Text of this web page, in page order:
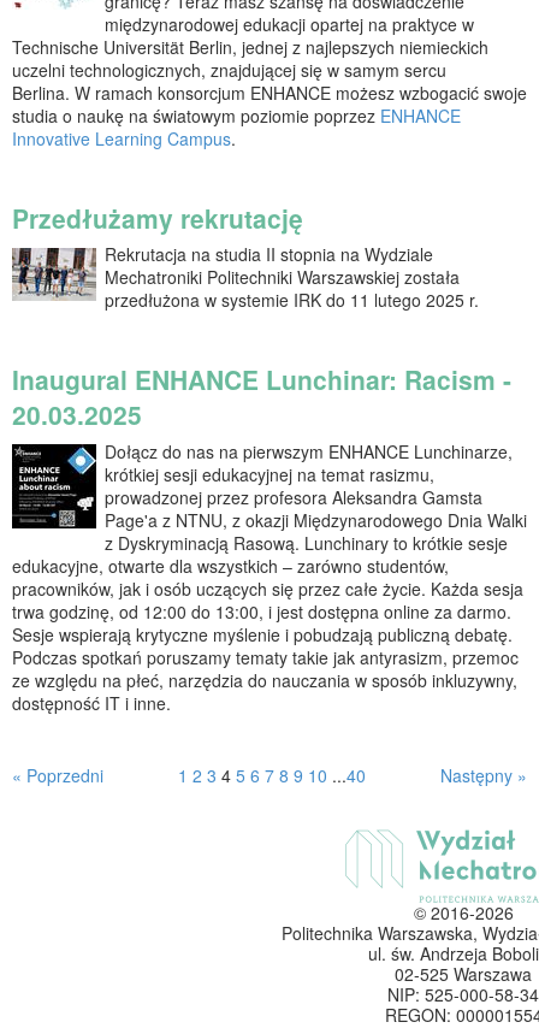
międzynarodowej edukacji opartej na praktyce w
Technische Universität Berlin, jednej z najlepszych niemieckich
uczelni technologicznych, znajdującej się w samym sercu
Berlina. W ramach konsorcjum ENHANCE możesz wzbogacić swoje
studia o naukę na światowym poziomie poprzez ENHANCE
Innovative Learning Campus.
Przedłużamy rekrutację
Rekrutacja na studia II stopnia na Wydziale
Mechatroniki Politechniki Warszawskiej została
przedłużona w systemie IRK do 11 lutego 2025 r.
Inaugural ENHANCE Lunchinar: Racism -
20.03.2025
Dołącz do nas na pierwszym ENHANCE Lunchinarze,
krótkiej sesji edukacyjnej na temat rasizmu,
prowadzonej przez profesora Aleksandra Gamsta
Page'a z NTNU, z okazji Międzynarodowego Dnia Walki
z Dyskryminacją Rasową. Lunchinary to krótkie sesje
edukacyjne, otwarte dla wszystkich – zarówno studentów,
pracowników, jak i osób uczących się przez całe życie. Każda sesja
trwa godzinę, od 12:00 do 13:00, i jest dostępna online za darmo.
Sesje wspierają krytyczne myślenie i pobudzają publiczną debatę.
Podczas spotkań poruszamy tematy takie jak antyrasizm, przemoc
ze względu na płeć, narzędzia do nauczania w sposób inkluzywny,
dostępność IT i inne.
« Poprzedni Następny »
1 2 3 4 5 6 7 8 9 10 ...40
© 2016-2026
Politechnika Warszawska,
ul. św. Andrzeja
02-525 Warszawa
NIP: 525-000-58-34
REGON: